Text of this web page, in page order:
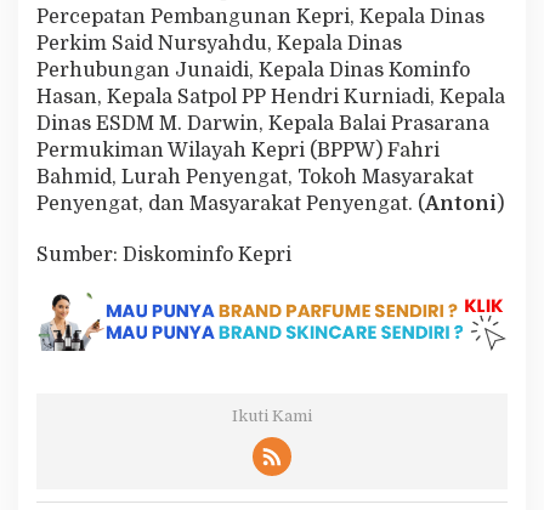
Percepatan Pembangunan Kepri, Kepala Dinas
Perkim Said Nursyahdu, Kepala Dinas
Perhubungan Junaidi, Kepala Dinas Kominfo
Hasan, Kepala Satpol PP Hendri Kurniadi, Kepala
Dinas ESDM M. Darwin, Kepala Balai Prasarana
Permukiman Wilayah Kepri (BPPW) Fahri
Bahmid, Lurah Penyengat, Tokoh Masyarakat
Penyengat, dan Masyarakat Penyengat. (Antoni)
Sumber: Diskominfo Kepri
Ikuti Kami